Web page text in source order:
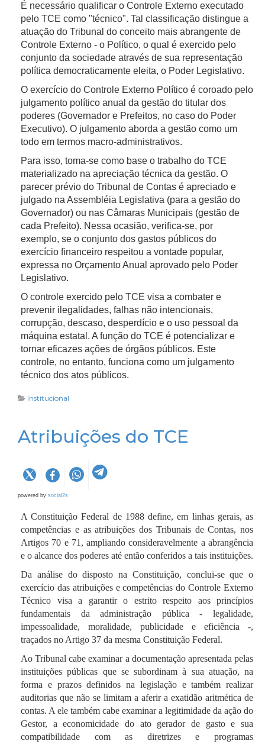
Serviços à Sociedade
O TCE-PE oferece diversos serviços à sociedade que
exigem autenticação do usuário para o acesso. São
eles:
Agendar sustentação oral
Protocolar documentos
Rastrear processos
Atuação em processos eletrônicos
Acessar sistemas de apoio ao controle externo
Para acessá-los é necessário efetuar o cadastro
eletrônico no Tribunal, para disponibilização de
informações para acesso. Ali, são solicitados dados
como nome, e-mail, CPF, endereço, telefone,
qualificação profissional, cópia de documento de
identidade, entre outros, para que o usuário seja
corretamente identificado e receba login e senha de
autenticação.
Cidadãos estrangeiros precisam informar dados
cadastrais registrados no país de origem. Ademais,
informações relacionadas ao currículo acadêmico
podem ser requeridas para uso em processos
seletivos, visando a colaboração ou participação em
cursos e eventos. Alguns dados podem ser obtidos
por meio de fontes disponíveis em outros cadastros
poderá, se desejar, ter acesso, editar e retificar estes
dados sempre que estiverem incompletos,
A utilização de dados pessoais é feita sempre
observando a legislação vigente e tem como objetivo
entregar serviço de forma segura ao cidadão de
acordo estritamente com aquilo que é solicitado.
Assim, os dados são utilizados conforme exemplos
abaixo relacionados:
Comunicação do Tribunal com o cidadão,
mantendo-o informado sobre os assuntos para
os quais se cadastrou – por exemplo,
recebimento de pautas de sessões, notificações
sobre andamento de processos, resultados de
solicitações à ouvidoria, participação em ações
educacionais e eventos promovidos pelo
Instituto Serzedello Corrêa (ISC), entre outros;
Registro de acesso, controle de presença e
atividade executada pelo usuário nos ambientes
educacionais, com o objetivo de avaliar
dados desnecessários, excessivos ou tratados
em desconformidade com o disposto na lei;
Eliminação dos dados pessoais tratados com o
consentimento do titular, exceto nos casos
previstos em lei;
Informação das entidades públicas e privadas
com as quais o controlador realizou uso
compartilhado de dados;
Informação sobre a possibilidade de não
fornecer consentimento e sobre as
consequências da negativa; e
A Lei Federal nº 13.709/2018 (Lei Geral de Proteção
de Dados Pessoais – LGPD) não confere direito do
titular requerer a eliminação de dados tratados com
fundamento em bases legais distintas do
consentimento, a menos que os dados sejam
desnecessários, excessivos ou tratados em
desconformidade com o previsto na lei.
É necessário qualificar o Controle Externo executado
pelo TCE como "técnico". Tal classificação distingue a
atuação do Tribunal do conceito mais abrangente de
Controle Externo - o Político, o qual é exercido pelo
conjunto da sociedade através de sua representação
política democraticamente eleita, o Poder Legislativo.
O exercício do Controle Externo Político é coroado pelo
julgamento político anual da gestão do titular dos
poderes (Governador e Prefeitos, no caso do Poder
Executivo). O julgamento aborda a gestão como um
todo em termos macro-administrativos.
Para isso, toma-se como base o trabalho do TCE
materializado na apreciação técnica da gestão. O
parecer prévio do Tribunal de Contas é apreciado e
julgado na Assembléia Legislativa (para a gestão do
Governador) ou nas Câmaras Municipais (gestão de
cada Prefeito). Nessa ocasião, verifica-se, por
exemplo, se o conjunto dos gastos públicos do
exercício financeiro respeitou a vontade popular,
expressa no Orçamento Anual aprovado pelo Poder
Legislativo.
O controle exercido pelo TCE visa a combater e
prevenir ilegalidades, falhas não intencionais,
corrupção, descaso, desperdício e o uso pessoal da
máquina estatal. A função do TCE é potencializar e
tornar eficazes ações de órgãos públicos. Este
controle, no entanto, funciona como um julgamento
técnico dos atos públicos.
Institucional
Atribuições do TCE
powered by social2s
A Constituição Federal de 1988 define, em linhas gerais, as
competências e as atribuições dos Tribunais de Contas, nos
Artigos 70 e 71, ampliando consideravelmente a abrangência
e o alcance dos poderes até então conferidos a tais instituições.
Da análise do disposto na Constituição, conclui-se que o
exercício das atribuições e competências do Controle Externo
Técnico visa a garantir o estrito respeito aos princípios
fundamentais da administração pública - legalidade,
impessoalidade, moralidade, publicidade e eficiência -,
traçados no Artigo 37 da mesma Constituição Federal.
Ao Tribunal cabe examinar a documentação apresentada pelas
instituições públicas que se subordinam à sua atuação, na
forma e prazos definidos na legislação e também realizar
auditorias que não se limitam a aferir a exatidão aritmética de
contas. A ele também cabe examinar a legitimidade da ação do
Gestor, a economicidade do ato gerador de gasto e sua
compatibilidade com as diretrizes e programas